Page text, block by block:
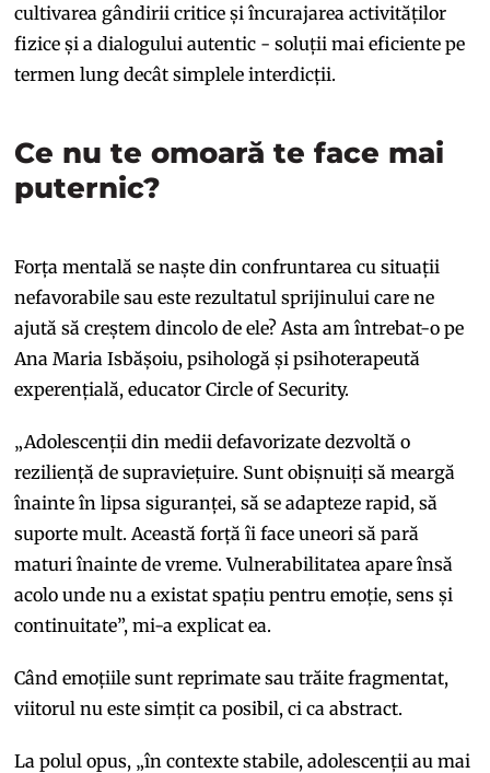
cultivarea gândirii critice și încurajarea activităților
fizice și a dialogului autentic - soluții mai eficiente pe
termen lung decât simplele interdicții.
Ce nu te omoară te face mai
puternic?
Forța mentală se naște din confruntarea cu situații
nefavorabile sau este rezultatul sprijinului care ne
ajută să creștem dincolo de ele? Asta am întrebat-o pe
Ana Maria Isbășoiu, psihologă și psihoterapeută
experențială, educator Circle of Security.
„Adolescenții din medii defavorizate dezvoltă o
reziliență de supraviețuire. Sunt obișnuiți să meargă
înainte în lipsa siguranței, să se adapteze rapid, să
suporte mult. Această forță îi face uneori să pară
maturi înainte de vreme. Vulnerabilitatea apare însă
acolo unde nu a existat spațiu pentru emoție, sens și
continuitate”, mi-a explicat ea.
Când emoțiile sunt reprimate sau trăite fragmentat,
viitorul nu este simțit ca posibil, ci ca abstract.
La polul opus, „în contexte stabile, adolescenții au mai